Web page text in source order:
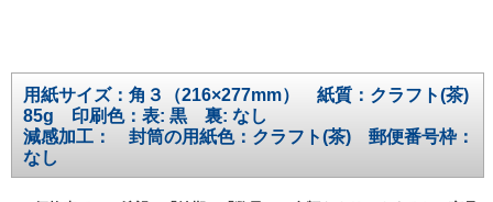
用紙サイズ：角３（216×277mm） 紙質：クラフト(茶)
85g 印刷色：表: 黒 裏: なし
減感加工： 封筒の用紙色：クラフト(茶) 郵便番号枠：
なし